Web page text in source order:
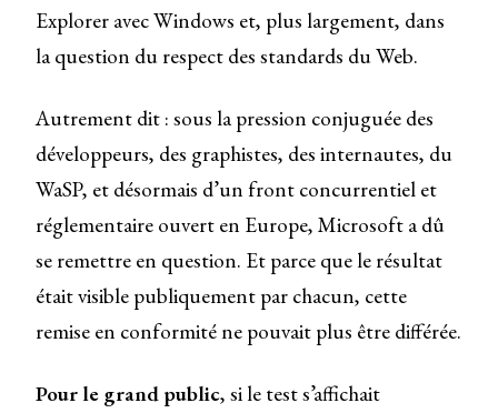
Explorer avec Windows et, plus largement, dans
la question du respect des standards du Web.
Autrement dit : sous la pression conjuguée des
développeurs, des graphistes, des internautes, du
WaSP, et désormais d’un front concurrentiel et
réglementaire ouvert en Europe, Microsoft a dû
se remettre en question. Et parce que le résultat
était visible publiquement par chacun, cette
remise en conformité ne pouvait plus être différée.
Pour le grand public, si le test s’affichait